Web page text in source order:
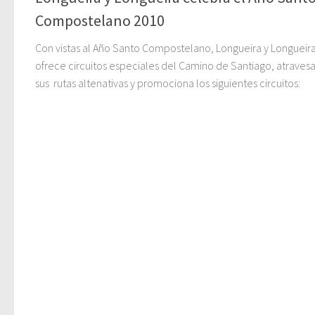
Compostelano 2010
Con vistas al Año Santo Compostelano, Longueira y Longueira
ofrece circuitos especiales del Camino de Santiago,
sus rutas altenativas y promociona los siguientes circuitos: